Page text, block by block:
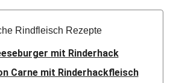
Rindfleisch Rezepte
mit Rinderhack
Carne mit Rinderhackfleisch